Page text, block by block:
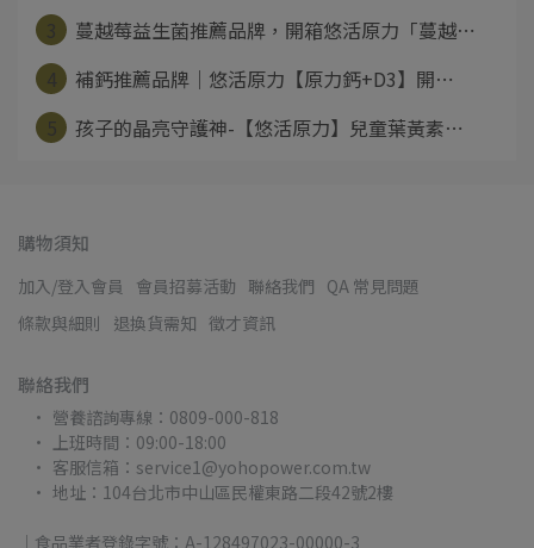
蔓越莓益生菌推薦品牌，開箱悠活原力「蔓越⋯
補鈣推薦品牌｜悠活原力【原力鈣+D3】開⋯
孩子的晶亮守護神-【悠活原力】兒童葉黃素⋯
購物須知
加入/登入會員 會員招募活動 聯絡我們 QA 常見問題
條款與細則
退換貨需知 徵才資訊
聯絡我們
營養諮詢專線：0809-000-818
上班時間：09:00-18:00
客服信箱：service1@yohopower.com.tw
地址：104台北市中山區民權東路二段42號2樓
｜食品業者登錄字號：A-128497023-00000-3